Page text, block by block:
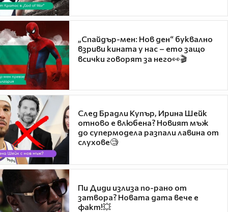
„Спайдър-мен: Нов ден“ буквално
взриви кината у нас – ето защо
всички говорят за него👀🎬
След Брадли Купър, Ирина Шейк
отново е влюбена? Новият мъж
до супермодела разпали лавина от
слухове🧐
Пи Диди излиза по-рано от
затвора? Новата дата вече е
факт!💥